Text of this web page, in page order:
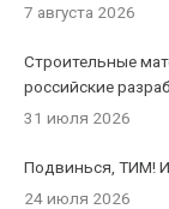
7 августа 2026
Строительные
российские
31 июля 2026
Подвинься, ТИМ!
24 июля 2026